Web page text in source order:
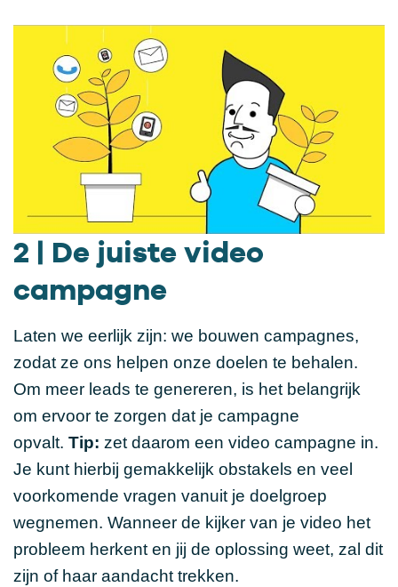
2 | De juiste video
campagne
Laten we eerlijk zijn: we bouwen campagnes,
zodat ze ons helpen onze doelen te behalen.
Om meer leads te genereren, is het belangrijk
om ervoor te zorgen dat je campagne
opvalt. Tip: zet daarom een video campagne in.
Je kunt hierbij gemakkelijk obstakels en veel
voorkomende vragen vanuit je doelgroep
wegnemen. Wanneer de kijker van je video het
probleem herkent en jij de oplossing weet, zal dit
zijn of haar aandacht trekken.